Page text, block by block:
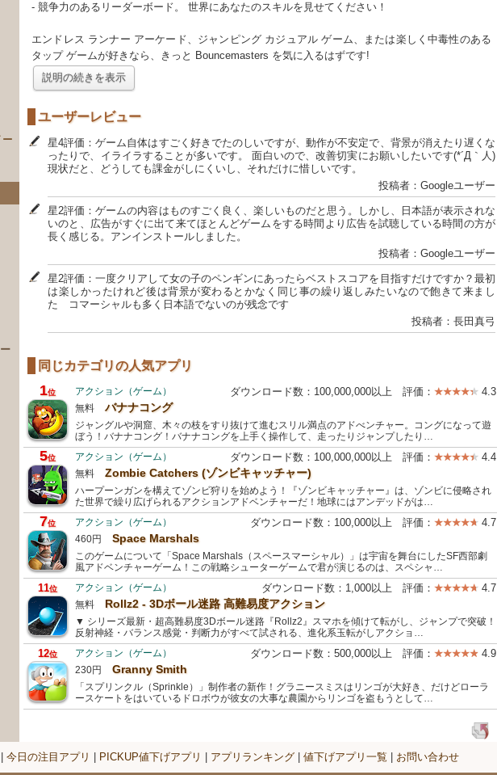
- 競争力のあるリーダーボード。 世界にあなたのスキルを見せてください！
エンドレス ランナー アーケード、ジャンピング カジュアル ゲーム、または楽しく中毒性のある
タップ ゲームが好きなら、きっと Bouncemasters を気に入るはずです!
説明の続きを表示
ユーザーレビュー
星4評価：ゲーム自体はすごく好きでたのしいですが、動作が不安定で、背景が消えたり遅くな
ったりで、イライラすることが多いです。 面白いので、改善切実にお願いしたいです(*´Д｀人)
現状だと、どうしても課金がしにくいし、それだけに惜しいです。
投稿者：Googleユーザー
星2評価：ゲームの内容はものすごく良く、楽しいものだと思う。しかし、日本語が表示されな
いのと、広告がすぐに出て来てほとんどゲームをする時間より広告を試聴している時間の方が
長く感じる。アンインストールしました。
投稿者：Googleユーザー
星2評価：一度クリアして女の子のペンギンにあったらベストスコアを目指すだけですか？最初
は楽しかったけれど後は背景が変わるとかなく同じ事の繰り返しみたいなので飽きて来まし
た コマーシャルも多く日本語でないのが残念です
投稿者：長田真弓
同じカテゴリの人気アプリ
1位 アクション（ゲーム） ダウンロード数：100,000,000以上 評価： 4.3
無料 バナナコング
ジャングルや洞窟、木々の枝をすり抜けて進むスリル満点のアドべンチャー。コングになって遊
ぼう！バナナコング！バナナコングを上手く操作して、走ったりジャンプしたり…
5位 アクション（ゲーム） ダウンロード数：100,000,000以上 評価： 4.4
無料 Zombie Catchers (ゾンビキャッチャー)
ハープーンガンを構えてゾンビ狩りを始めよう！『ゾンビキャッチャー』は、ゾンビに侵略され
た世界で繰り広げられるアクションアドベンチャーだ！地球にはアンデッドがは…
7位 アクション（ゲーム） ダウンロード数：100,000以上 評価： 4.7
460円 Space Marshals
このゲームについて「Space Marshals（スペースマーシャル）」は宇宙を舞台にしたSF西部劇
風アドベンチャーゲーム！この戦略シューターゲームで君が演じるのは、スペシャ…
11位 アクション（ゲーム） ダウンロード数：1,000以上 評価： 4.7
無料 Rollz2 - 3Dボール迷路 高難易度アクション
▼ シリーズ最新・超高難易度3Dボール迷路『Rollz2』スマホを傾けて転がし、ジャンプで突破！
反射神経・バランス感覚・判断力がすべて試される、進化系玉転がしアクショ…
12位 アクション（ゲーム） ダウンロード数：500,000以上 評価： 4.9
230円 Granny Smith
「スプリンクル（Sprinkle）」制作者の新作！グラニースミスはリンゴが大好き、だけどローラ
ースケートをはいているドロボウが彼女の大事な農園からリンゴを盗もうとして…
今日の注目アプリ PICKUP値下げアプリ アプリランキング| 値下げアプリ一覧 お問い合わせ